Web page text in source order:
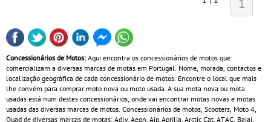
Concessionários de Motos: Aqui encontra os concessionários de motos que
comercializam a diversas marcas de motas em Portugal. Nome, morada, contactos e
localização geográfica de cada concessionário de motos. Encontre o local que mais
lhe convém para comprar moto nova ou moto usada. A sua mota nova ou mota
usadas está num destes concessionários, onde vai encontrar motas novas e motas
usadas das diversas marcas de motos. Concessionários de motos, Scooters, Moto 4,
Quad de diversas marcas de motas: Adly, Aeon, Ajp, Aprilia, Arctic Cat, ATAC, Bajaj,